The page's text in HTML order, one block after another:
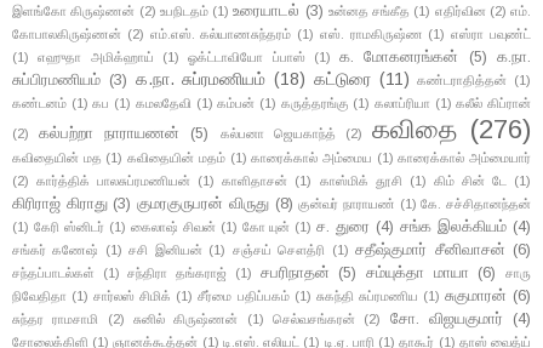
இளங்கோ கிருஷ்ணன் (2) உபநிடதம் (1) உரையாடல் (3) உன்னத சங்கீத (1) எதிர்வின (2) எம்.
கோபாலகிருஷ்ணன் (2) எம்.எஸ். கல்யாணசுந்தரம் (1) எஸ். ராமகிருஷ்ண (1) எஸ்ரா பவுண்ட்
(1)
எஹுதா அமிக்ஹாய் (1) ஓக்ட்டாவியோ ப்பாஸ் (1) க. மோகனரங்கன் (5)
க.நா.
சுப்பிரமணியம் (3) க.நா. சுப்ரமணியம் (18) கட்டுரை (11) கண்டராதித்தன்
(1)
கண்டனம் (1) கப (1) கமலதேவி (1) கம்பன் (1) கருத்தரங்கு (1) கலாப்ரியா (1) கலீல் கிப்ரான்
(2) கல்பற்றா நாராயணன் (5) கல்பனா ஜெயகாந்த் (2) கவிதை (276)
கவிதையின் மத (1) கவிதையின் மதம் (1) காரைக்கால் அம்மைய (1) காரைக்கால் அம்மையார்
(2) கார்த்திக் பாலசுப்ரமணியன் (1) காளிதாசன் (1) காஸ்மிக் தூசி (1) கிம் சின் டே (1)
கிரிராஜ் கிராது (3) குமரகுருபரன் விருது (8) குன்வர் நாராயண் (1) கே. சச்சிதானந்தன்
(1) கேரி ஸ்னிடர் (1) கைலாஷ் சிவன் (1) கோ யுன் (1) ச. துரை (4) சங்க இலக்கியம் (4)
சங்கர் கணேஷ் (1) சசி இனியன் (1) சஞ்சய் சௌத்ரி (1) சதீஷ்குமார் சீனிவாசன் (6)
சந்தப்பாடல்கள் (1) சந்திரா தங்கராஜ் (1) சபரிநாதன் (5) சம்யுக்தா மாயா (6)
சாரு
நிவேதிதா (1) சார்லஸ் சிமிக் (1) சீர்மை பதிப்பகம் (1) சுகந்தி சுப்ரமணிய (1) சுகுமாரன் (6)
சுந்தர ராமசாமி (2) சுனில் கிருஷ்ணன் (1) செல்வசங்கரன் (2) சோ. விஜயகுமார் (4)
சோலைக்கிளி (1) ஞானக்கூத்தன் (1) டி.எஸ். எலியட் (1) டி.ஏ. பாரி (1) தாகூர் (1) தாஸ் வைத்ய்